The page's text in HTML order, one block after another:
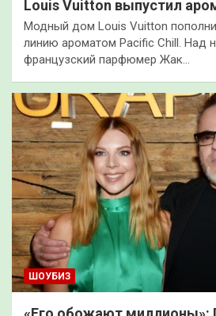
Louis Vuitton выпустил
Модный дом Louis Vuitton
линию ароматом Pacific Chill. Над
французский парфюмер Жак…
ШОУБИЗ